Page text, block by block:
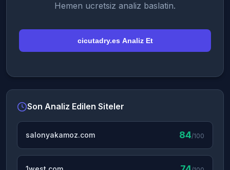
Hemen ucretsiz analiz baslatin.
cicutadry.es Analiz Et
Son Analiz Edilen Siteler
salonyakamoz.com 84/100